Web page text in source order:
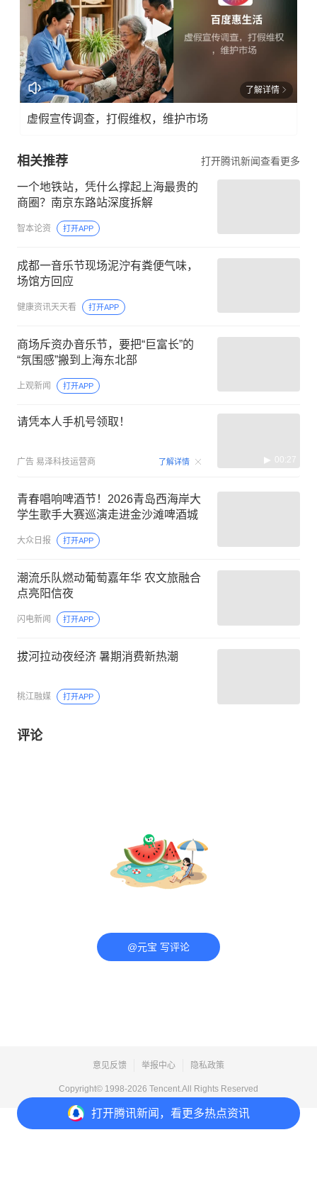
打开腾讯新闻，看更多热点资讯
了解详情
虚假宣传调查，打假维权，维护市场
相关推荐 打开腾讯新闻查看更多
一个地铁站，凭什么撑起上海最贵的
商圈？南京东路站深度拆解
智本论资 打开APP
成都一音乐节现场泥泞有粪便气味，
场馆方回应
健康资讯天天看 打开APP
商场斥资办音乐节，要把“巨富长”的
“氛围感”搬到上海东北部
上观新闻 打开APP
请凭本人手机号领取！
广告 易泽科技运营商 了解详情 00:27
青春唱响啤酒节！2026青岛西海岸大
学生歌手大赛巡演走进金沙滩啤酒城
大众日报 打开APP
潮流乐队燃动葡萄嘉年华 农文旅融合
点亮阳信夜
闪电新闻 打开APP
拔河拉动夜经济 暑期消费新热潮
桃江融媒 打开APP
评论
@元宝 写评论
意见反馈 举报中心 隐私政策
Copyright© 1998-2026 Tencent.All Rights Reserved